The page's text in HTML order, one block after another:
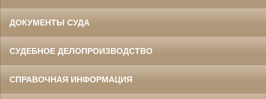
ДОКУМЕНТЫ СУДА
СУДЕБНОЕ ДЕЛОПРОИЗВОДСТВО
СПРАВОЧНАЯ ИНФОРМАЦИЯ